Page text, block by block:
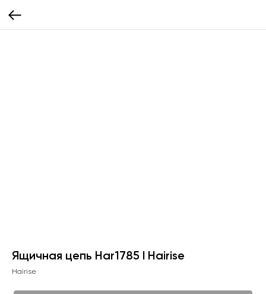
Ящичная цепь Har1785 l Hairise
Hairise